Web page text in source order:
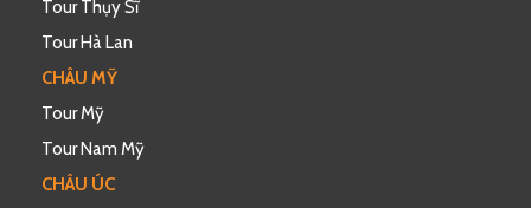
Tour Thụy Sĩ
Tour Hà Lan
CHÂU MỸ
Tour Mỹ
Tour Nam Mỹ
CHÂU ÚC